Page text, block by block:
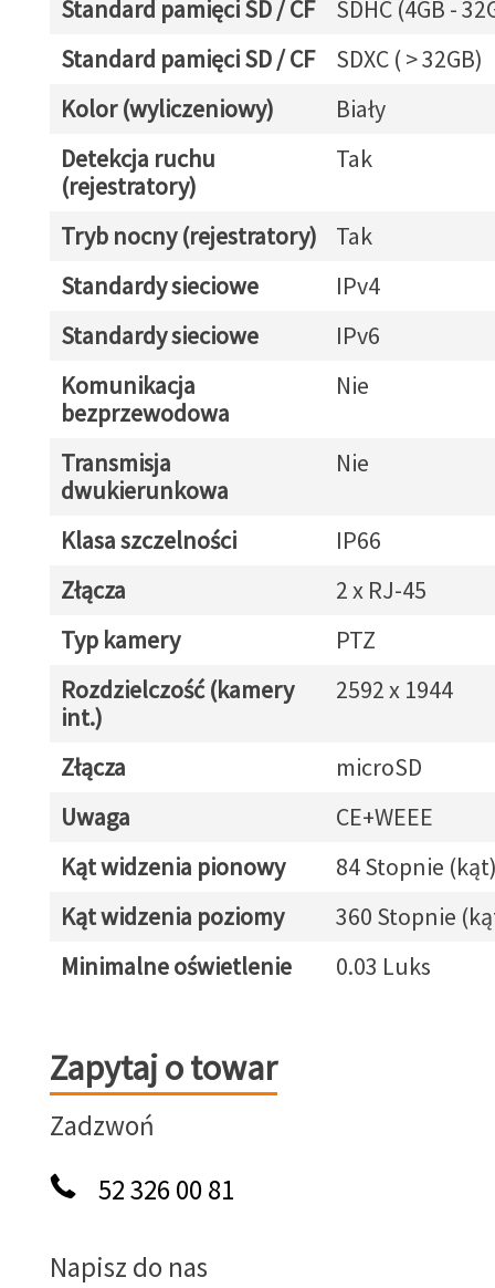
Standard pamięci SD / CF
SDHC (4GB -
Standard pamięci SD / CF
SDXC ( > 32GB)
Kolor (wyliczeniowy)
Biały
Detekcja ruchu
(rejestratory)
Tak
Tryb nocny (rejestratory)
Tak
Standardy sieciowe
IPv4
Standardy sieciowe
IPv6
Komunikacja
bezprzewodowa
Nie
Transmisja
dwukierunkowa
Nie
Klasa szczelności
IP66
Złącza
2 x RJ-45
Typ kamery
PTZ
Rozdzielczość (kamery
int.)
2592 x 1944
Złącza
microSD
Uwaga
CE+WEEE
Kąt widzenia pionowy
84 Stopnie
Kąt widzenia poziomy
360 Stopnie
Minimalne oświetlenie
0.03 Luks
Zapytaj o towar
Zapytaj o towar
Zadzwoń
52 326 00 81
Napisz do nas